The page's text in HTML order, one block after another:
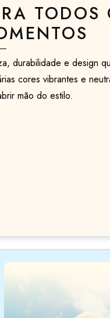
TODOS
durabilidade e design
cores vibrantes e
mão do estilo.